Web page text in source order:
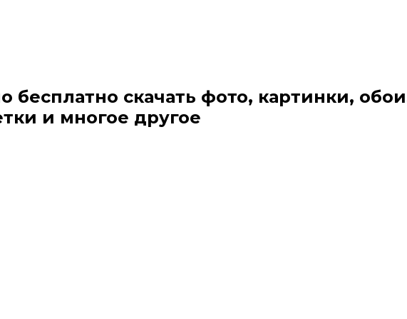
бесплатно скачать фото, картинки,
и многое другое